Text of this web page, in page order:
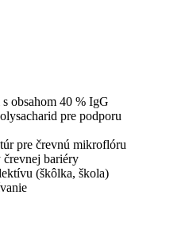
obsahom 40 % IgG
pre podporu
pre črevnú mikroflóru
črevnej bariéry
(škôlka, škola)